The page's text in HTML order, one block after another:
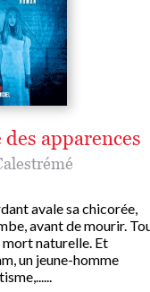
apparences
avale sa chicorée,
avant de mourir.
mort naturelle. Et
un jeune-homme